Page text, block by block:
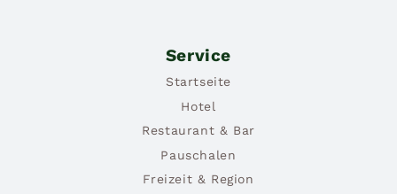
Service
Startseite
Hotel
Restaurant & Bar
Pauschalen
Freizeit & Region